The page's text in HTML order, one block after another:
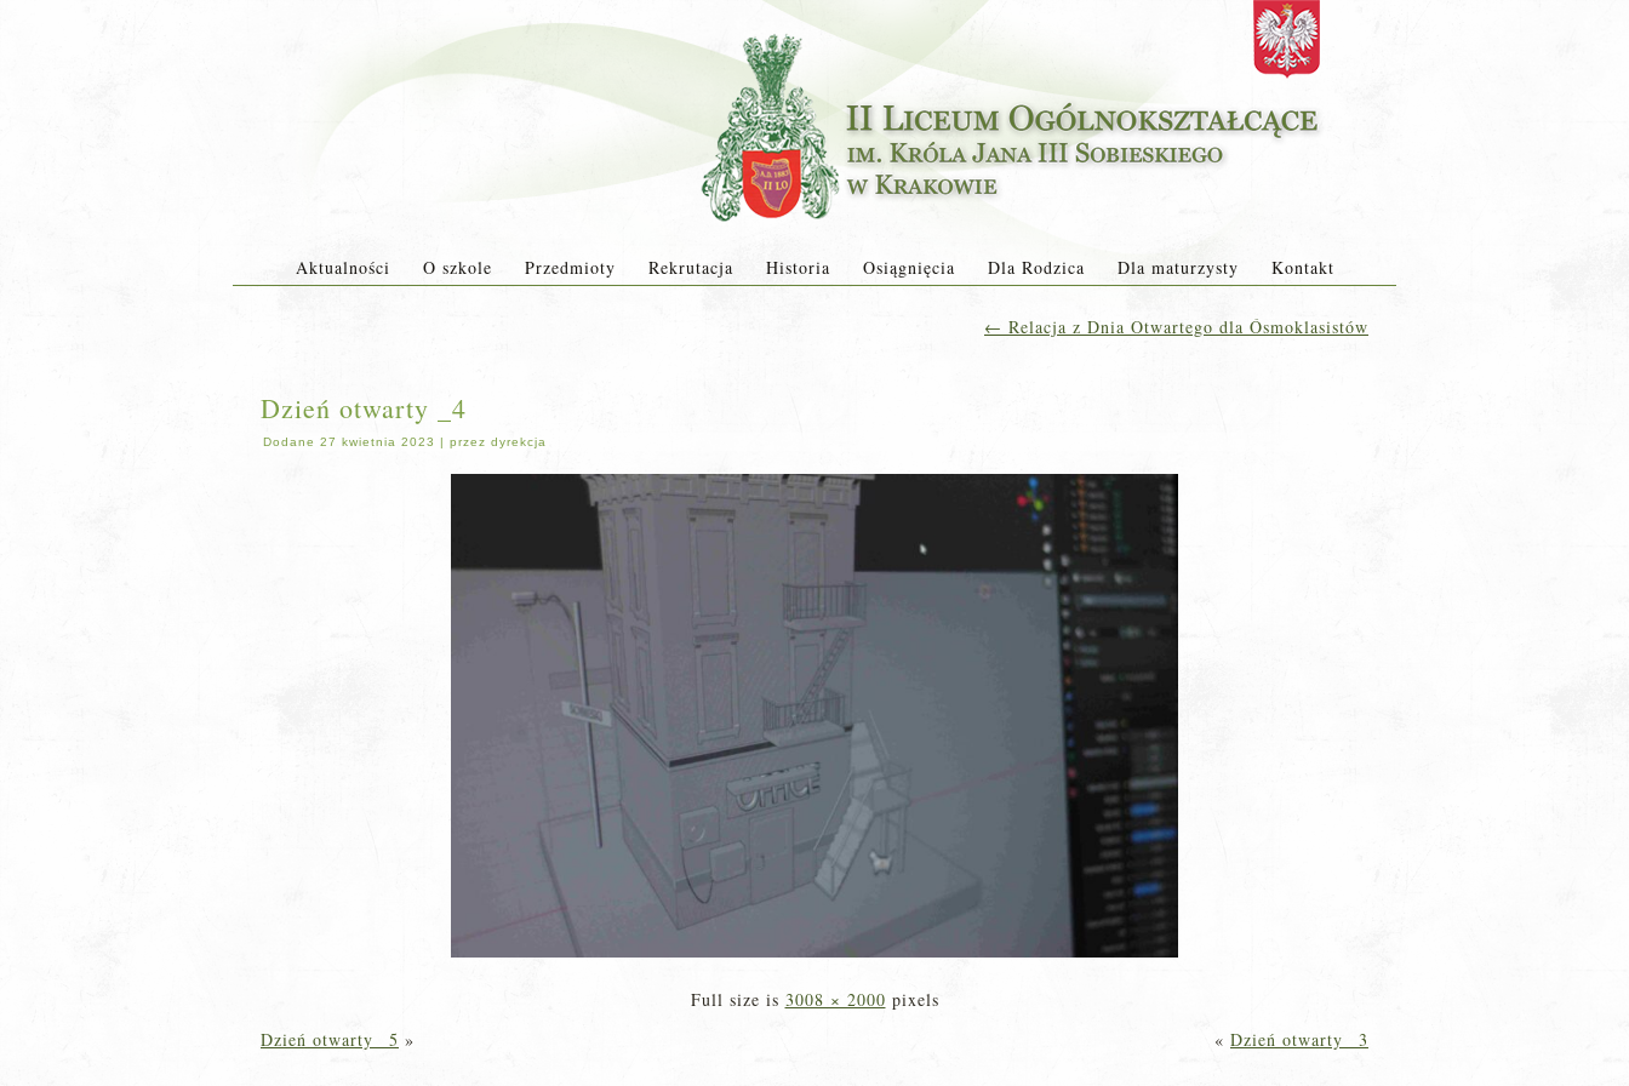
Aktualności O szkole Przedmioty Rekrutacja Historia Osiągnięcia Dla Rodzica Dla maturzysty Kontakt
← Relacja z Dnia Otwartego dla Ósmoklasistów
Dzień otwarty _4
Dodane 27 kwietnia 2023 | przez dyrekcja
Full size is 3008 × 2000 pixels
Dzień otwarty _5 » « Dzień otwarty _3